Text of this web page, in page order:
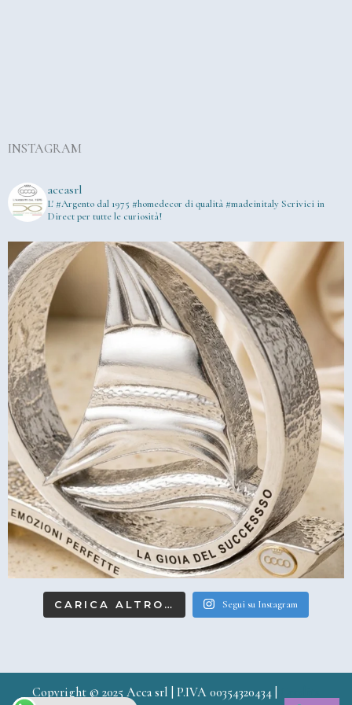
INSTAGRAM
accasrl
L' #Argento dal 1975 #homedecor di qualità #madeinitaly Scrivici in
Direct per tutte le curiosità!
CARICA ALTRO… Segui su Instagram
Copyright © 2025 Acca srl | P.IVA 00354320434 |